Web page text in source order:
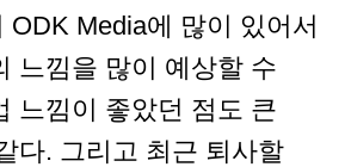
ODK Media에 많이 있어서
느낌을 많이 예상할 수
느낌이 좋았던 점도 큰
다. 그리고 최근 퇴사할